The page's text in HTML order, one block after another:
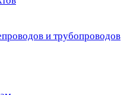
и трубопроводов